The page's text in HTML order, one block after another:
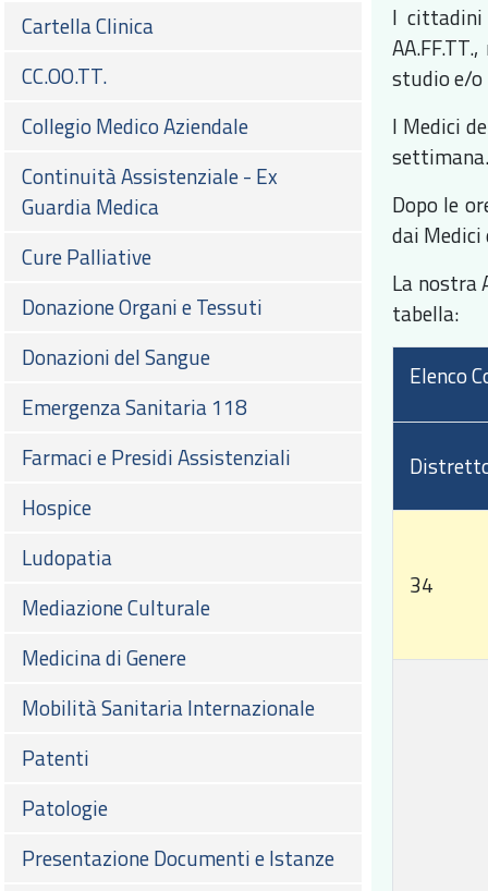
Cartella Clinica
CC.OO.TT.
Collegio Medico Aziendale
Continuità Assistenziale - Ex
Guardia Medica
Cure Palliative
Donazione Organi e Tessuti
Donazioni del Sangue
Emergenza Sanitaria 118
Farmaci e Presidi Assistenziali
Hospice
Ludopatia
Mediazione Culturale
Medicina di Genere
Mobilità Sanitaria Internazionale
Patenti
Patologie
Presentazione Documenti e Istanze
I cittadini
studio e/
I Medici
Dopo le
dai
La nostra
tabella:
Elenco
34